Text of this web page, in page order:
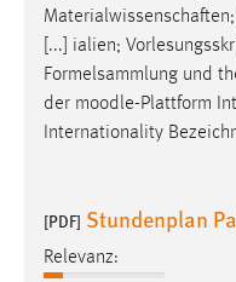
[...] ialien;
Formelsammlung und
der moodle-Plattform
Internationality
[PDF] Stundenplan
Relevanz: